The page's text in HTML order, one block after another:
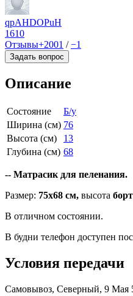
qpAHDOPuH
1610
Отзывы+2001 /−1
Задать вопрос
Описание
Состояние
Б/у
Ширина (см) 76
Высота (см)
13
Глубина (см) 68
-- Матрасик для пеленания.
Размер: 75х68 см, высота
В отличном состоянии.
В будни телефон доступен
Условия передачи
Самовывоз, Северный, 9 Мая